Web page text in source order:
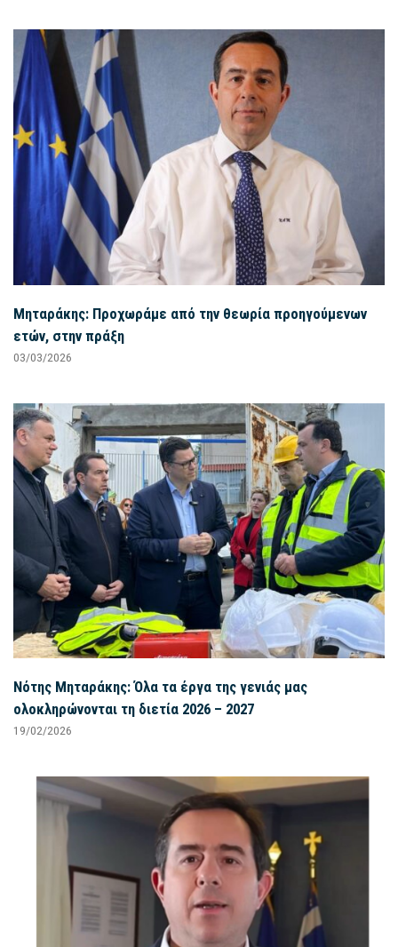
Μηταράκης: Προχωράμε από την θεωρία προηγούμενων
ετών, στην πράξη
03/03/2026
Νότης Μηταράκης: Όλα τα έργα της γενιάς μας
ολοκληρώνονται τη διετία 2026 – 2027
19/02/2026